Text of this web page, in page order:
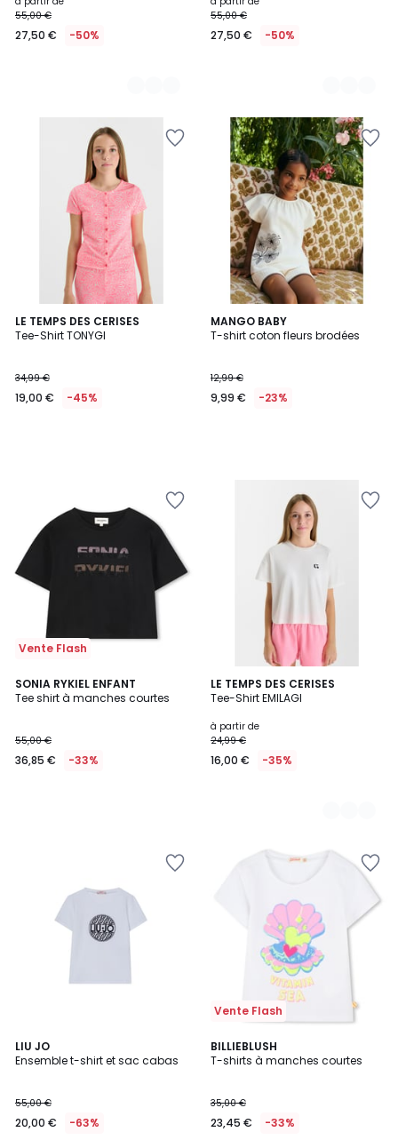
55,00 €
27,50 € -50%
55,00 €
27,50 € -50%
LE TEMPS DES CERISES
Tee-Shirt TONYGI
34,99 €
19,00 € -45%
MANGO BABY
T-shirt coton fleurs brodées
12,99 €
9,99 € -23%
Vente Flash
SONIA RYKIEL ENFANT
Tee shirt à manches courtes
55,00 €
36,85 € -33%
LE TEMPS DES CERISES
Tee-Shirt EMILAGI
à partir de
24,99 €
16,00 € -35%
3
Couleurs
LIU JO
Ensemble t-shirt et sac cabas
55,00 €
20,00 € -63%
Vente Flash
BILLIEBLUSH
T-shirts à manches courtes
35,00 €
23,45 € -33%